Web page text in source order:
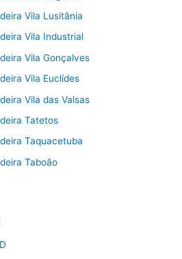
Vila Lusitânia
Vila Industrial
Vila Gonçalves
Vila Euclídes
Vila das Valsas
Tatetos
Taquacetuba
Taboão